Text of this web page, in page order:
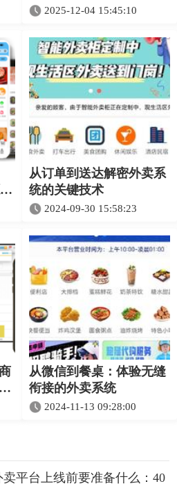
2025-12-04 15:45:10
从订单到送达解密外卖系
统的关键技术
2024-09-30 15:58:23
从微信到餐桌：体验无缝
衔接的外卖系统
2024-11-13 09:28:00
卖平台上线前要准备什么：40